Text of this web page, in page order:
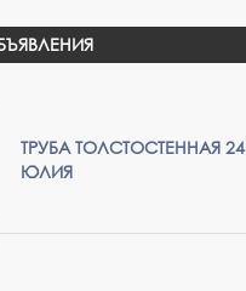
ТРУБА ТОЛСТОСТЕННАЯ
ЮЛИЯ